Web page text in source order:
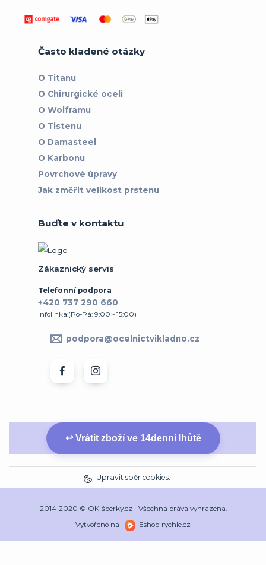
Často kladené otázky
O Titanu
O Chirurgické oceli
O Wolframu
O Tistenu
O Damasteel
O Karbonu
Povrchové úpravy
Jak změřit velikost prstenu
Buďte v kontaktu
Zákaznický servis
Telefonní podpora
+420 737 290 660
Infolinka:(Po-Pá: 9:00 - 15:00)
podpora@ocelnictvikladno.cz
↩ Vrátit zboží ve 14denní lhůtě
Upravit sběr cookies.
2014-2020 © OK-šperky.cz - Všechna práva vyhrazena.
Vytvořeno na
Eshop-rychle.cz